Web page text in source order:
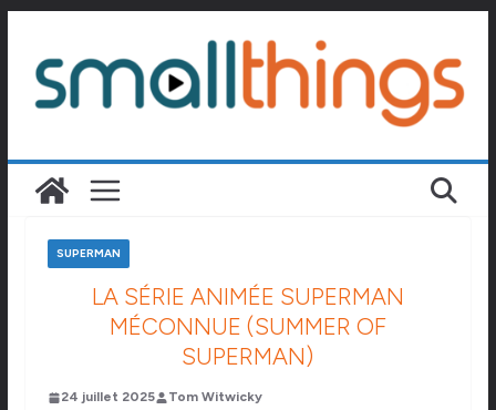
contenu
SUPERMAN
LA SÉRIE ANIMÉE SUPERMAN
MÉCONNUE (SUMMER OF
SUPERMAN)
24 juillet 2025 Tom Witwicky